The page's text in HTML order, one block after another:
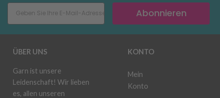
Abonnieren
ÜBER UNS
Garn ist unsere
Leidenschaft! Wir lieben
es, allen unseren
KONTO
Mein
Konto